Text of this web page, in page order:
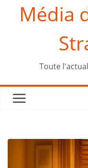
Média
Toute